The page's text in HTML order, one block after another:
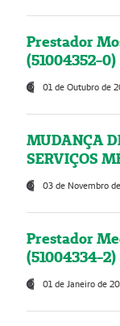
Prestador
(51004352-0)
01 de Outubro de
MUDANÇA
SERVIÇOS
03 de Novembro
Prestador
(51004334-2)
01 de Janeiro de